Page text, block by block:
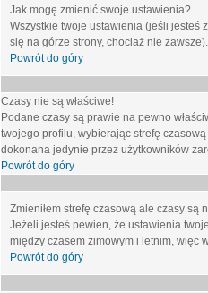
Jak mogę zmienić swoje ustawienia?
Wszystkie twoje ustawienia (jeśli jesteś
się na górze strony, chociaż nie
Powrót do góry
Czasy nie są właściwe!
Podane czasy są prawie na pewno
twojego profilu, wybierając strefę
dokonana jedynie przez użytkowników
Powrót do góry
Zmieniłem strefę czasową ale czasy są
Jeżeli jesteś pewien, że ustawienia
między czasem zimowym i letnim, więc
Powrót do góry